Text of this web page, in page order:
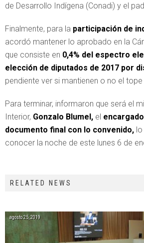
de Desarrollo Indígena (Conadi) y el
Finalmente, para la participación de
acordó mantener lo aprobado en la
que consiste en 0,4% del espectro
elección de diputados de 2017 por
pendiente ver si mantienen o no el
Para terminar, informaron que será el
Interior, Gonzalo Blumel, el
documento final con lo convenido,
conocer la noche de este lunes 6 de
RELATED NEWS
agosto 25, 2019